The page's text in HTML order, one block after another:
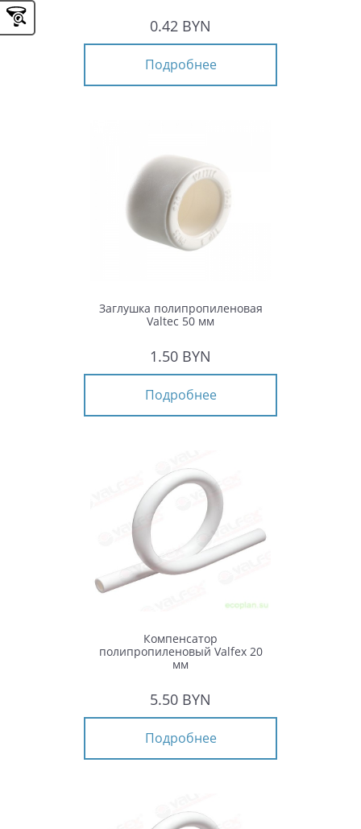
0.42 BYN
Подробнее
Заглушка полипропиленовая
Valtec 50 мм
1.50 BYN
Подробнее
Компенсатор
полипропиленовый Valfex 20
мм
5.50 BYN
Подробнее